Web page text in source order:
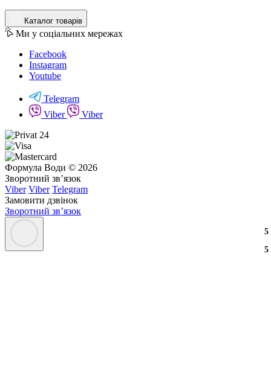
9
9
5
5
5
5
Каталог товарів
Ми у соціальних мережах
Facebook
Instagram
Youtube
Telegram
Viber
Viber
Формула Води © 2026
Зворотний зв’язок
Viber Viber Telegram
Замовити дзвінок
Зворотний зв’язок